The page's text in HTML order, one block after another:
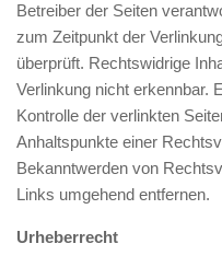
Betreiber der Seiten
zum Zeitpunkt der
überprüft. Rechtswidrige
Verlinkung nicht erkennbar.
Kontrolle der verlinkten
Anhaltspunkte einer
Bekanntwerden von
Links umgehend entfernen.
Urheberrecht